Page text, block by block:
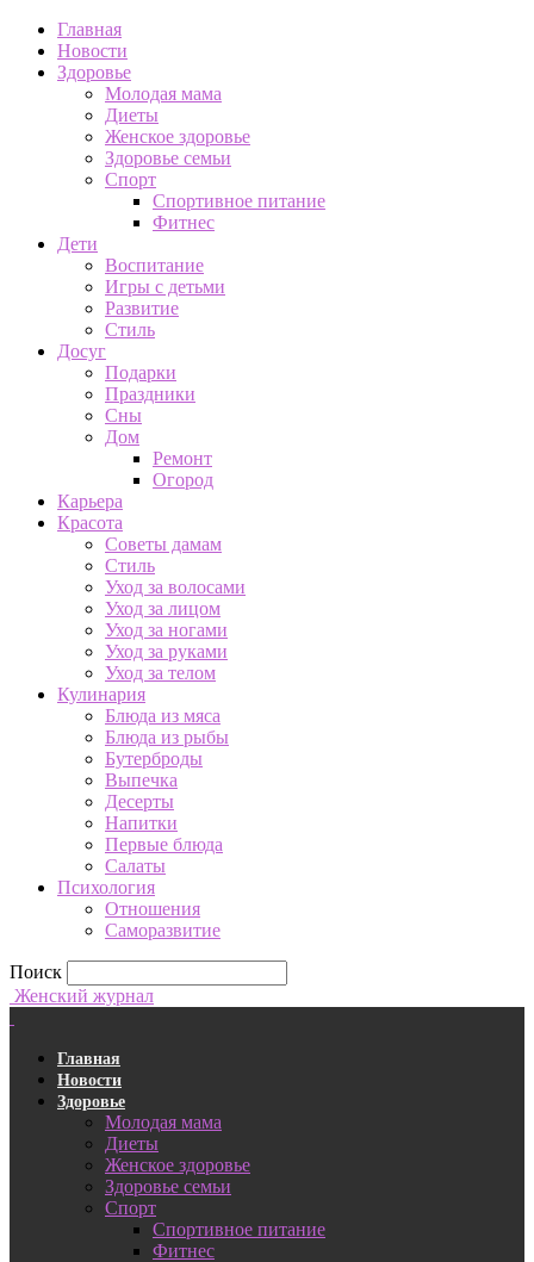
Главная
Новости
Здоровье
Молодая мама
Диеты
Женское здоровье
Здоровье семьи
Спорт
Спортивное питание
Фитнес
Дети
Воспитание
Игры с детьми
Развитие
Стиль
Досуг
Подарки
Праздники
Сны
Дом
Ремонт
Огород
Карьера
Красота
Советы дамам
Стиль
Уход за волосами
Уход за лицом
Уход за ногами
Уход за руками
Уход за телом
Кулинария
Блюда из мяса
Блюда из рыбы
Бутерброды
Выпечка
Десерты
Напитки
Первые блюда
Салаты
Психология
Отношения
Саморазвитие
Поиск
Женский журнал
Главная
Новости
Здоровье
Молодая мама
Диеты
Женское здоровье
Здоровье семьи
Спорт
Спортивное питание
Фитнес